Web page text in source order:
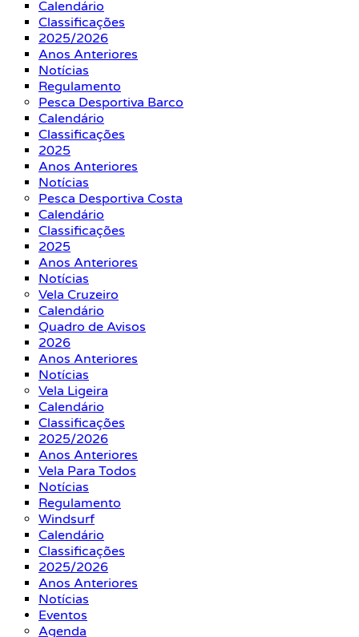
Calendário
Classificações
2025/2026
Anos Anteriores
Notícias
Regulamento
Pesca Desportiva Barco
Calendário
Classificações
2025
Anos Anteriores
Notícias
Pesca Desportiva Costa
Calendário
Classificações
2025
Anos Anteriores
Notícias
Vela Cruzeiro
Calendário
Quadro de Avisos
2026
Anos Anteriores
Notícias
Vela Ligeira
Calendário
Classificações
2025/2026
Anos Anteriores
Vela Para Todos
Notícias
Regulamento
Windsurf
Calendário
Classificações
2025/2026
Anos Anteriores
Notícias
Eventos
Agenda